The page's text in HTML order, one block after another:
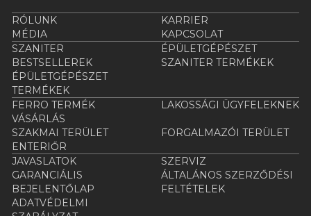
RÓLUNK
KARRIER
MÉDIA
KAPCSOLAT
SZANITER
ÉPÜLETGÉPÉSZET
BESTSELLEREK
SZANITER TERMÉKEK
ÉPÜLETGÉPÉSZET
TERMÉKEK
FERRO TERMÉK
VÁSÁRLÁS
LAKOSSÁGI ÜGYFELEKNEK
SZAKMAI TERÜLET
FORGALMAZÓI TERÜLET
ENTERIŐR
JAVASLATOK
SZERVIZ
GARANCIÁLIS
BEJELENTŐLAP
ÁLTALÁNOS SZERZŐDÉSI
FELTÉTELEK
ADATVÉDELMI